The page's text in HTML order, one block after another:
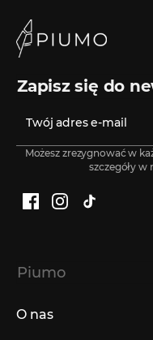
Zapisz się do
Możesz zrezygnować w
szczegóły w
Facebook
Instagram
TikTok
Piumo
O nas